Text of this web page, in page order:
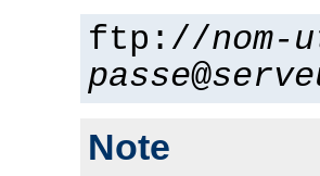
ftp://
passe@
Note